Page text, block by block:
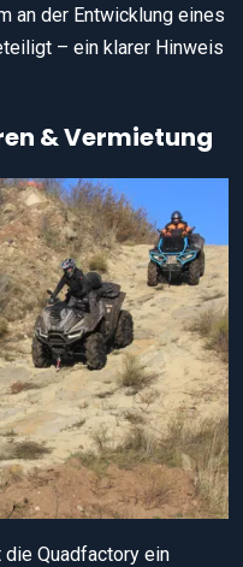
an der Entwicklung eines
– ein klarer Hinweis
& Vermietung
Quadfactory ein